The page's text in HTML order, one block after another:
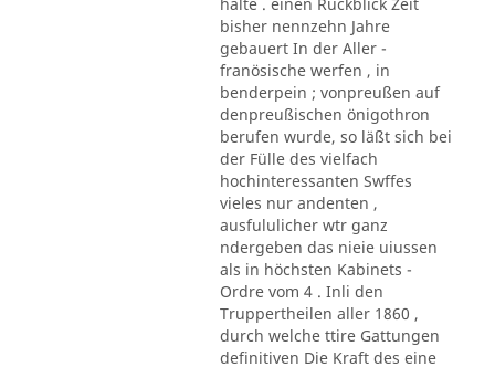
bisher nennzehn Jahre
gebauert In der Aller -
franösische werfen , in
benderpein ; vonpreußen auf
denpreußischen önigothron
berufen wurde, so läßt sich bei
der Fülle des vielfach
hochinteressanten Swffes
vieles nur andenten ,
ausfululicher wtr ganz
ndergeben das nieie uiussen
als in höchsten Kabinets -
Ordre vom 4 . Inli den
Truppertheilen aller 1860 ,
durch welche ttire Gattungen
definitiven Die Kraft des eine